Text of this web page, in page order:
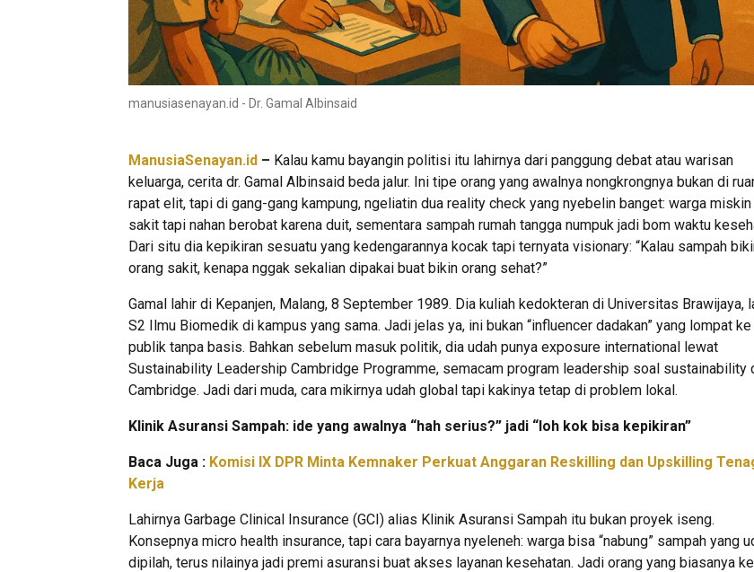
manusiasenayan.id - Dr. Gamal Albinsaid
ManusiaSenayan.id – Kalau kamu bayangin politisi itu lahirnya dari panggung debat atau warisan
keluarga, cerita dr. Gamal Albinsaid beda jalur. Ini tipe orang yang awalnya nongkrongnya bukan di
rapat elit, tapi di gang-gang kampung, ngeliatin dua reality check yang nyebelin banget: warga miskin
sakit tapi nahan berobat karena duit, sementara sampah rumah tangga numpuk jadi bom waktu
Dari situ dia kepikiran sesuatu yang kedengarannya kocak tapi ternyata visionary: “Kalau sampah
orang sakit, kenapa nggak sekalian dipakai buat bikin orang sehat?”
Gamal lahir di Kepanjen, Malang, 8 September 1989. Dia kuliah kedokteran di Universitas Brawijaya,
S2 Ilmu Biomedik di kampus yang sama. Jadi jelas ya, ini bukan “influencer dadakan” yang lompat ke
publik tanpa basis. Bahkan sebelum masuk politik, dia udah punya exposure international lewat
Sustainability Leadership Cambridge Programme, semacam program leadership soal sustainability
Cambridge. Jadi dari muda, cara mikirnya udah global tapi kakinya tetap di problem lokal.
Klinik Asuransi Sampah: ide yang awalnya “hah serius?” jadi “loh kok bisa kepikiran”
Baca Juga : Komisi IX DPR Minta Kemnaker Perkuat Anggaran Reskilling dan Upskilling
Kerja
Lahirnya Garbage Clinical Insurance (GCI) alias Klinik Asuransi Sampah itu bukan proyek iseng.
Konsepnya micro health insurance, tapi cara bayarnya nyeleneh: warga bisa “nabung” sampah yang
dipilah, terus nilainya jadi premi asuransi buat akses layanan kesehatan. Jadi orang yang biasanya